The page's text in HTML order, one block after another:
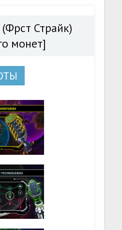
Страйк)
монет]